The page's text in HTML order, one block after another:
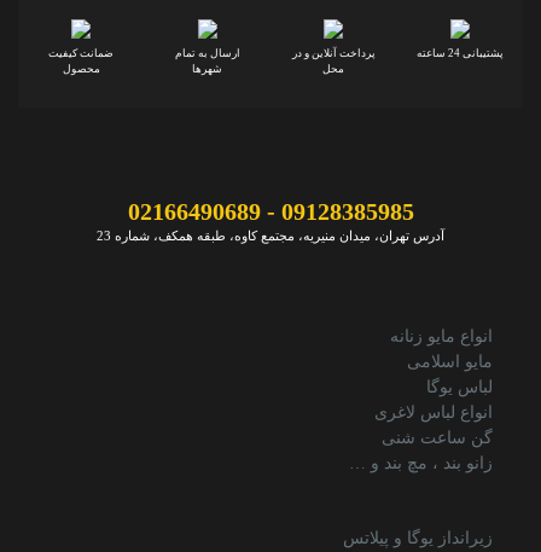
پشتیبانی 24 ساعته
پرداخت آنلاین و در
محل
ارسال به تمام
شهرها
ضمانت کیفیت
محصول
09128385985 - 02166490689
آدرس تهران، میدان منیریه، مجتمع کاوه، طبقه همکف، شماره 23
انواع مایو زنانه
مایو اسلامی
لباس یوگا
انواع لباس لاغری
گن ساعت شنی
زانو بند ، مچ بند و …
زیرانداز یوگا و پیلاتس